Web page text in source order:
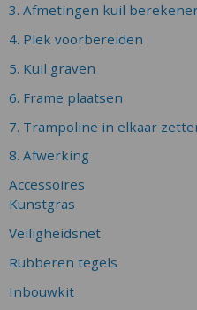
3. Afmetingen kuil
4. Plek voorbereiden
5. Kuil graven
6. Frame plaatsen
7. Trampoline in elkaar
8. Afwerking
Accessoires
Kunstgras
Veiligheidsnet
Rubberen tegels
Inbouwkit